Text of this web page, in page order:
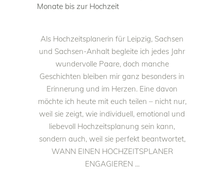
Als Hochzeitsplanerin für Leipzig, Sachsen
und Sachsen-Anhalt begleite ich jedes Jahr
wundervolle Paare, doch manche
Geschichten bleiben mir ganz besonders in
Erinnerung und im Herzen. Eine davon
möchte ich heute mit euch teilen – nicht nur,
weil sie zeigt, wie individuell, emotional und
liebevoll Hochzeitsplanung sein kann,
sondern auch, weil sie perfekt beantwortet,
WANN EINEN HOCHZEITSPLANER
ENGAGIEREN